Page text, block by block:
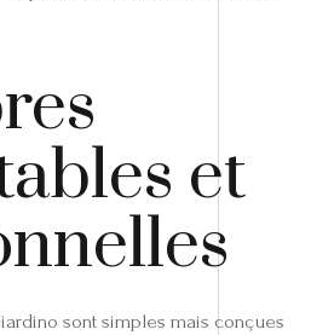
et
sont simples mais conçues